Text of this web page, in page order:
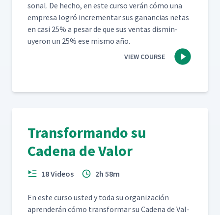
son­al. De hecho, en este cur­so verán cómo una
empre­sa logró incre­men­tar sus ganan­cias netas
en casi 25% a pesar de que sus ven­tas dis­min­
uyeron un 25% ese mis­mo año.
VIEW COURSE
Transformando su
Cadena de Valor
18 Videos 2h 58m
En este cur­so ust­ed y toda su orga­ni­zación
apren­derán cómo trans­for­mar su Cade­na de Val­